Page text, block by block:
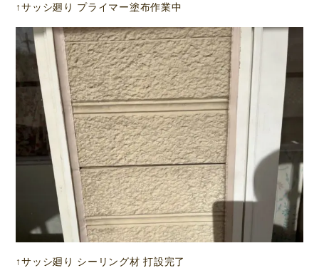
↑サッシ廻り プライマー塗布作業中
↑サッシ廻り シーリング材 打設完了